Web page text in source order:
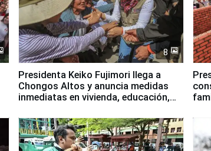
8
Presidenta Keiko Fujimori llega a
Chongos Altos y anuncia medidas
inmediatas en vivienda, educación,